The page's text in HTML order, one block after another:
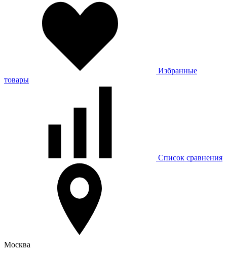
Избранные
товары
Список сравнения
Москва